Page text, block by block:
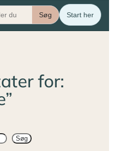
Artikler Festen
Søg Start her
for:
Søg